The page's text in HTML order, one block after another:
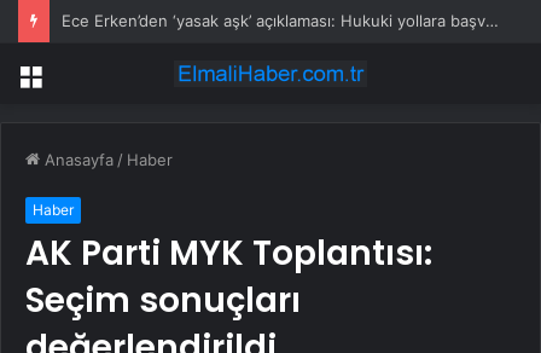
Ece Erken’den ‘yasak aşk’ açıklaması: Hukuki yollara başvuruyor
Menü
Anasayfa / Haber
Haber
AK Parti MYK Toplantısı:
Seçim sonuçları